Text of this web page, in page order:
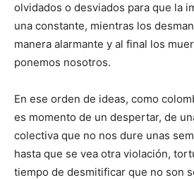
olvidados o desviados para que la
una constante, mientras los
manera alarmante y al final los
ponemos nosotros.
En ese orden de ideas, como
es momento de un despertar, de
colectiva que no nos dure unas
hasta que se vea otra violación,
tiempo de desmitificar que no son